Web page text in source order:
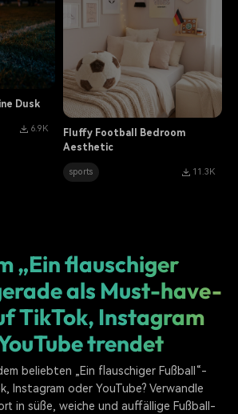
Dusk
6.9K
Fluffy Football Bedroom
Aesthetic
sports 11.3K
„Ein flauschiger
als Must-have-
TikTok, Instagram
trendet
beliebten „Ein flauschiger Fußball“-
Instagram oder YouTube? Verwandle
in süße, weiche und auffällige Fußball-